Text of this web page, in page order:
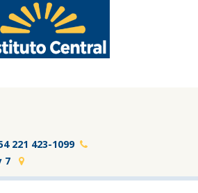
221 423-1099
7